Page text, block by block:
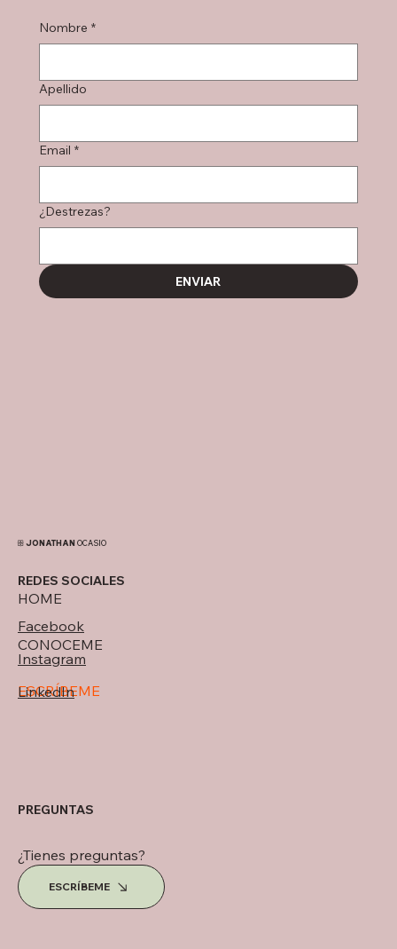
Nombre *
Apellido
Email *
¿Destrezas?
ENVIAR
ꕥ JONATHANOCASIO
HOME
CONOCEME
ESCRÍBEME
REDES SOCIALES
Facebook
Instagram
LinkedIn
PREGUNTAS
¿Tienes preguntas?
ESCRÍBEME